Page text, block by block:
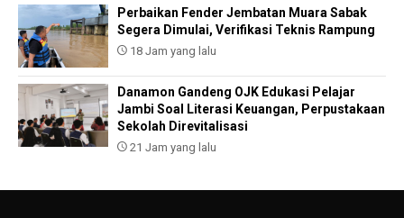
Perbaikan Fender Jembatan Muara Sabak
Segera Dimulai, Verifikasi Teknis Rampung
18 Jam yang lalu
Danamon Gandeng OJK Edukasi Pelajar
Jambi Soal Literasi Keuangan, Perpustakaan
Sekolah Direvitalisasi
21 Jam yang lalu